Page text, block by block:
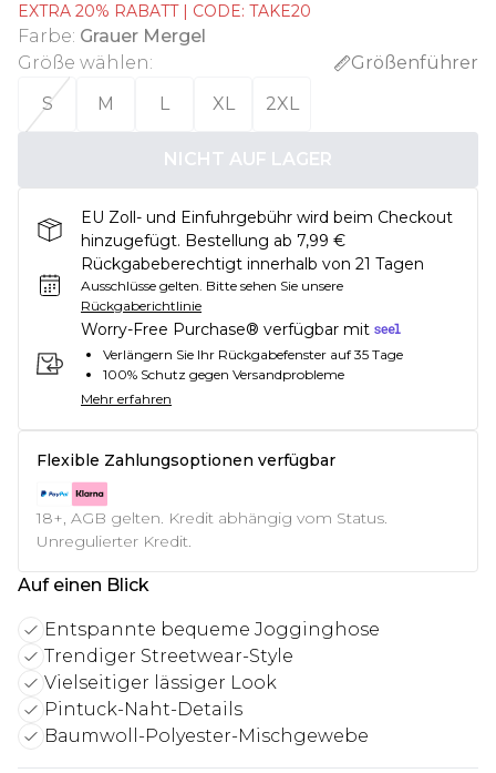
EXTRA 20% RABATT | CODE: TAKE20
Farbe: Grauer Mergel
Größe wählen:
Größenführer
S
M L XL 2XL
NICHT AUF LAGER
EU Zoll- und Einfuhrgebühr wird beim Checkout
hinzugefügt. Bestellung ab 7,99 €
Rückgabeberechtigt innerhalb von 21 Tagen
Ausschlüsse gelten. Bitte sehen Sie unsere
Rückgaberichtlinie
Worry-Free Purchase® verfügbar mit
Verlängern Sie Ihr Rückgabefenster auf 35 Tage
100% Schutz gegen Versandprobleme
Mehr erfahren
Flexible Zahlungsoptionen verfügbar
18+, AGB gelten. Kredit abhängig vom Status.
Unregulierter Kredit.
Auf einen Blick
Entspannte bequeme Jogginghose
Trendiger Streetwear-Style
Vielseitiger lässiger Look
Pintuck-Naht-Details
Baumwoll-Polyester-Mischgewebe